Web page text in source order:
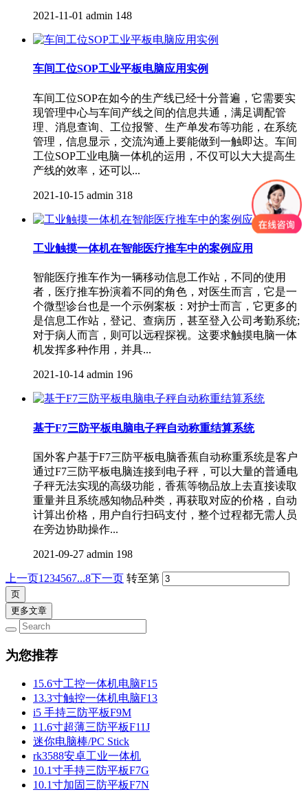
2021-11-01 admin 148
车间工位SOP工业平板电脑应用实例
车间工位SOP在如今的生产线已经十分普遍，它需要实
现管理中心与车间产线之间的信息共通，满足调配管
理、消息查询、工位报警、生产单发布等功能，在系统
管理，信息显示，交流沟通上要能做到一触即达。车间
工位SOP工业电脑一体机的运用，不仅可以大大提高生
产线的效率，还可以...
2021-10-15 admin 318
工业触摸一体机在智能医疗推车中的案例应用
智能医疗推车作为一辆移动信息工作站，不同的使用
者，医疗推车扮演着不同的角色，对医生而言，它是一
个微型诊台也是一个示例案板：对护士而言，它更多的
是信息工作站，登记、查病历，甚至登入公司考勤系统;
对于病人而言，则可以远程探视。这要求触摸电脑一体
机发挥多种作用，并具...
2021-10-14 admin 196
基于F7三防平板电脑电子秤自动称重结算系统
国外客户基于F7三防平板电脑香蕉自动称重系统是客户
通过F7三防平板电脑​连接到电子秤，可以大量的普通电
子秤无法实现的高级功能，香蕉等物品放上去直接读取
重量并且系统感知物品种类，再获取对应的价格，自动
计算出价格，用户自行扫码支付，整个过程都无需人员
在旁边协助操作...
2021-09-27 admin 198
上一页1 234567...8下一页 转至第
更多文章
为您推荐
15.6寸工控一体机电脑F15
13.3寸触控一体机电脑F13
i5 手持三防平板F9M
11.6寸超薄三防平板F11J
迷你电脑棒/PC Stick
rk3588安卓工业一体机
10.1寸手持三防平板F7G
10.1寸加固三防平板F7N